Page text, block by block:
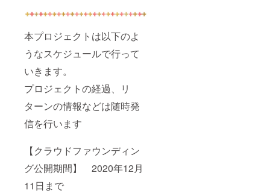
本プロジェクトは以下のよ
うなスケジュールで行って
いきます。
プロジェクトの経過、リ
ターンの情報などは随時発
信を行います
【クラウドファウンディン
グ公開期間】 2020年12月
11日まで